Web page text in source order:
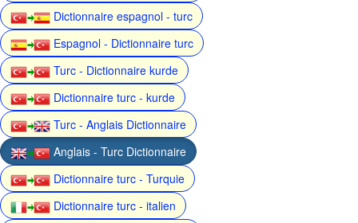
Dictionnaire espagnol - turc
Espagnol - Dictionnaire turc
Turc - Dictionnaire kurde
Dictionnaire turc - kurde
Turc - Anglais Dictionnaire
Anglais - Turc Dictionnaire
Dictionnaire turc - Turquie
Dictionnaire turc - italien